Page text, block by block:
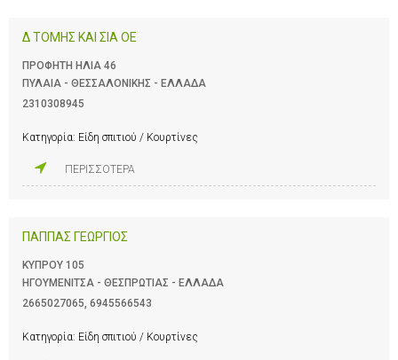
Δ ΤΟΜΗΣ ΚΑΙ ΣΙΑ ΟΕ
ΠΡΟΦΗΤΗ ΗΛΙΑ 46
ΠΥΛΑΙΑ - ΘΕΣΣΑΛΟΝΙΚΗΣ - ΕΛΛΑΔΑ
2310308945
Κατηγορία: Είδη σπιτιού / Κουρτίνες
ΠΕΡΙΣΣΟΤΕΡΑ
ΠΑΠΠΑΣ ΓΕΩΡΓΙΟΣ
ΚΥΠΡΟΥ 105
ΗΓΟΥΜΕΝΙΤΣΑ - ΘΕΣΠΡΩΤΙΑΣ - ΕΛΛΑΔΑ
2665027065, 6945566543
Κατηγορία: Είδη σπιτιού / Κουρτίνες